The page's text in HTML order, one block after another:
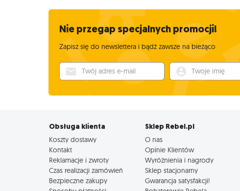
Nie przegap specjalnych promocji!
Zapisz się do newslettera i bądź zawsze na bieżąco
Twój adres e-mail Twoje imię
Obsługa klienta
Koszty dostawy
Kontakt
Reklamacje i zwroty
Czas realizacji zamówień
Bezpieczne zakupy
Sklep Rebel.pl
O nas
Opinie Klientów
Wyróżnienia i nagrody
Sklep stacjonarny
Gwarancja satysfakcji!